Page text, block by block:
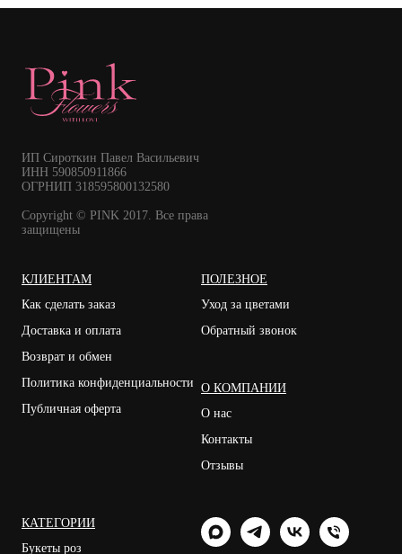
ИП Сироткин Павел Васильевич
ИНН 590850911866
ОГРНИП 318595800132580
Copyright © PINK 2017. Все права
защищены
КЛИЕНТАМ
Как сделать заказ
Доставка и оплата
Возврат и обмен
Политика конфиденциальности
Публичная оферта
ПОЛЕЗНОЕ
Уход за цветами
Обратный звонок
О КОМПАНИИ
О нас
Контакты
Отзывы
КАТЕГОРИИ
Букеты роз